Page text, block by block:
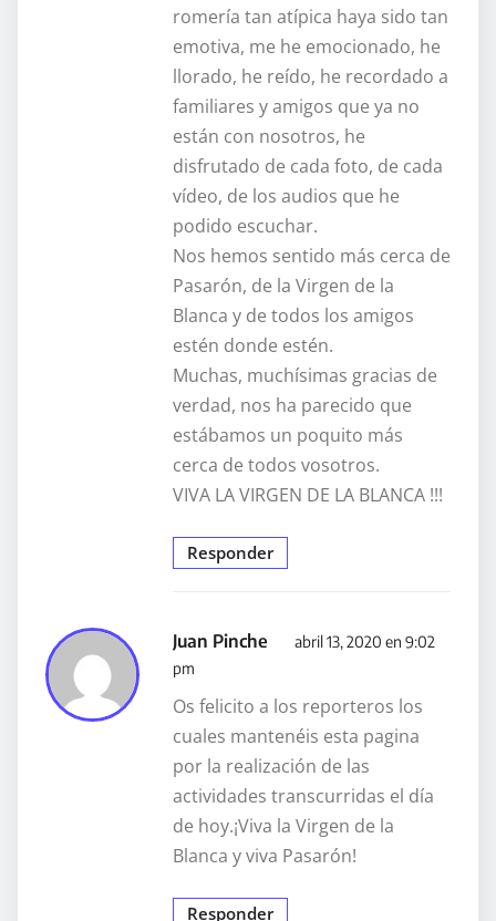
romería tan atípica haya sido tan
emotiva, me he emocionado, he
llorado, he reído, he recordado a
familiares y amigos que ya no
están con nosotros, he
disfrutado de cada foto, de cada
vídeo, de los audios que he
podido escuchar.
Nos hemos sentido más cerca de
Pasarón, de la Virgen de la
Blanca y de todos los amigos
estén donde estén.
Muchas, muchísimas gracias de
verdad, nos ha parecido que
estábamos un poquito más
cerca de todos vosotros.
VIVA LA VIRGEN DE LA BLANCA !!!
Responder
Juan Pinche
abril 13, 2020 en 9:02
pm
Os felicito a los reporteros los
cuales mantenéis esta pagina
por la realización de las
actividades transcurridas el día
de hoy.¡Viva la Virgen de la
Blanca y viva Pasarón!
Responder